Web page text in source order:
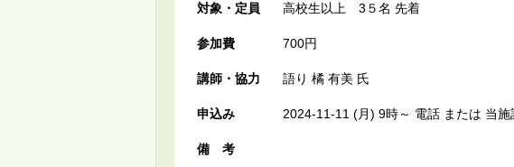
対象・定員 高校生以上 3５名 先着
参加費 700円
講師・協力 語り 橘 有美 氏
申込み 2024-11-11 (月) 9時～ 電話 または 当施
備考